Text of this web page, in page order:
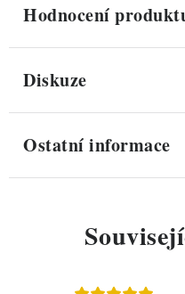
Hodnocení
Diskuze
Ostatní informace